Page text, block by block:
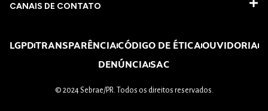
CANAIS DE CONTATO
LGPDTRANSPARÊNCIACÓDIGO DE ÉTICAOUVIDORIA
DENÚNCIASAC
© 2024 Sebrae/PR. Todos os direitos reservados.